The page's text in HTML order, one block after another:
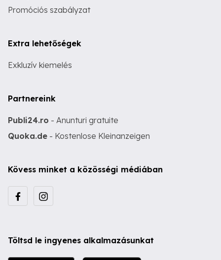
Promóciós szabályzat
Extra lehetőségek
Exkluzív kiemelés
Partnereink
Publi24.ro - Anunturi gratuite
Quoka.de - Kostenlose Kleinanzeigen
Kövess minket a közösségi médiában
Töltsd le ingyenes alkalmazásunkat